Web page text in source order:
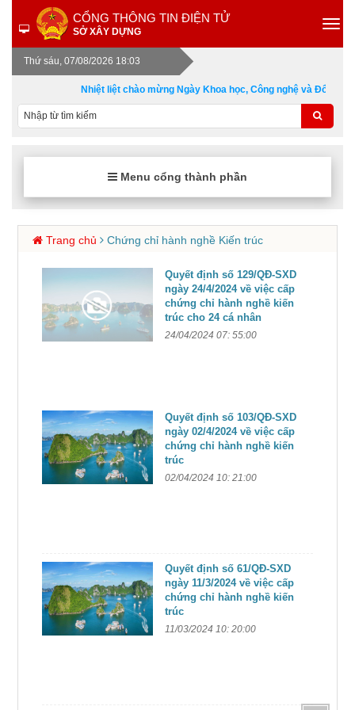
CỔNG THÔNG TIN ĐIỆN TỬ
SỞ XÂY DỰNG
Thứ sáu, 07/08/2026 18:03
Nhiệt liệt chào mừng Ngày Khoa học, Công nghệ và Đổi mới
Menu cổng thành phần
Trang chủ Chứng chỉ hành nghề Kiến trúc
Quyết định số 129/QĐ-SXD
ngày 24/4/2024 về việc cấp
chứng chỉ hành nghề kiến
trúc cho 24 cá nhân
24/04/2024 07: 55:00
Quyết định số 103/QĐ-SXD
ngày 02/4/2024 về việc cấp
chứng chỉ hành nghề kiến
trúc
02/04/2024 10: 21:00
Quyết định số 61/QĐ-SXD
ngày 11/3/2024 về việc cấp
chứng chỉ hành nghề kiến
trúc
11/03/2024 10: 20:00